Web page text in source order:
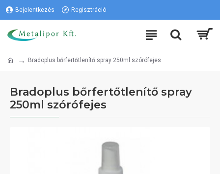
Bejelentkezés Regisztráció
Bradoplus bőrfertőtlenítő spray 250ml szórófejes
Bradoplus bőrfertőtlenítő spray
250ml szórófejes